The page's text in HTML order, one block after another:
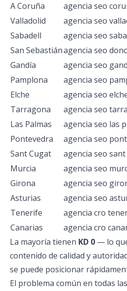
A Coruña
agencia seo
Valladolid
agencia seo
Sabadell
agencia seo
San Sebastiánagencia seo
Gandía
agencia seo
Pamplona
agencia seo
Elche
agencia seo
Tarragona
agencia seo
Las Palmas
agencia seo las
Pontevedra
agencia seo
Sant Cugat
agencia seo
Murcia
agencia seo
Girona
agencia seo
Asturias
agencia seo
Tenerife
agencia cro
Canarias
agencia cro
La mayoría tienen KD 0 — lo
contenido de calidad y
se puede posicionar
El problema común en todas